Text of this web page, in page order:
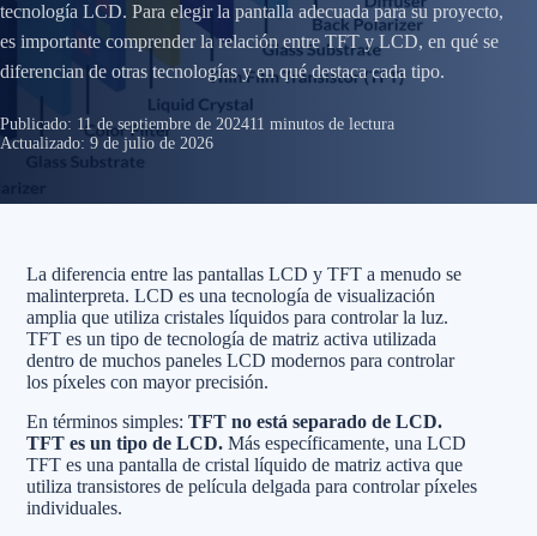
tecnología LCD. Para elegir la pantalla adecuada para su proyecto,
es importante comprender la relación entre TFT y LCD, en qué se
diferencian de otras tecnologías y en qué destaca cada tipo.
Publicado: 11 de septiembre de 202411 minutos de lectura
Actualizado: 9 de julio de 2026
La diferencia entre las pantallas LCD y TFT a menudo se
malinterpreta. LCD es una tecnología de visualización
amplia que utiliza cristales líquidos para controlar la luz.
TFT es un tipo de tecnología de matriz activa utilizada
dentro de muchos paneles LCD modernos para controlar
los píxeles con mayor precisión.
En términos simples: TFT no está separado de LCD.
TFT es un tipo de LCD. Más específicamente, una LCD
TFT es una pantalla de cristal líquido de matriz activa que
utiliza transistores de película delgada para controlar píxeles
individuales.